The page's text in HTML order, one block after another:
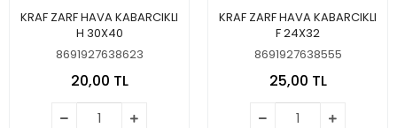
KRAF ZARF HAVA KABARCIKLI
H 30X40
8691927638623
20,00 TL
KRAF ZARF HAVA KABARCIKLI
F 24X32
8691927638555
25,00 TL